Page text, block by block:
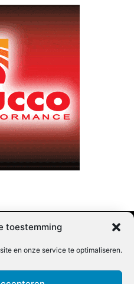
toestemming
en onze service te optimaliseren.
| Partner content